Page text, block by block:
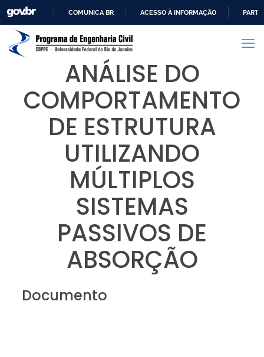
PARA
CONTEÚDO
COMUNICA BR ACESSO À INFORMAÇÃO
ANÁLISE DO
COMPORTAMENTO
DE ESTRUTURA
UTILIZANDO
MÚLTIPLOS
SISTEMAS
PASSIVOS DE
ABSORÇÃO
Documento